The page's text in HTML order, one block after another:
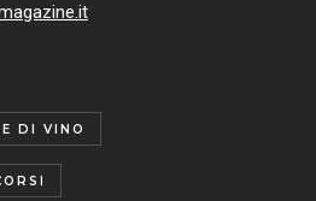
DI VINO